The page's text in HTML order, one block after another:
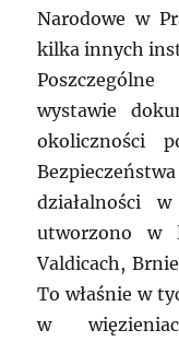
Narodowe w
kilka innych
wystawie
okoliczności
działalności
utworzono w
Valdicach,
To właśnie w
w